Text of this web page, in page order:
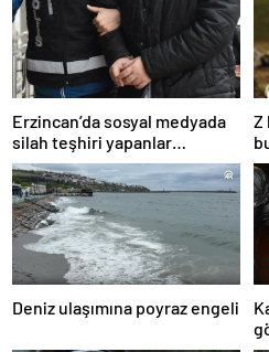
Erzincan’da sosyal medyada
silah teşhiri yapanlar
yakalandı
Z
Deniz ulaşımına poyraz engeli